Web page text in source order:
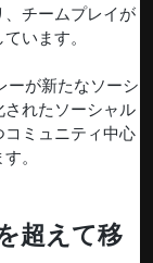
チームプレイが
います。
ーが新たなソーシ
されたソーシャル
ミュニティ中心
。
超えて移